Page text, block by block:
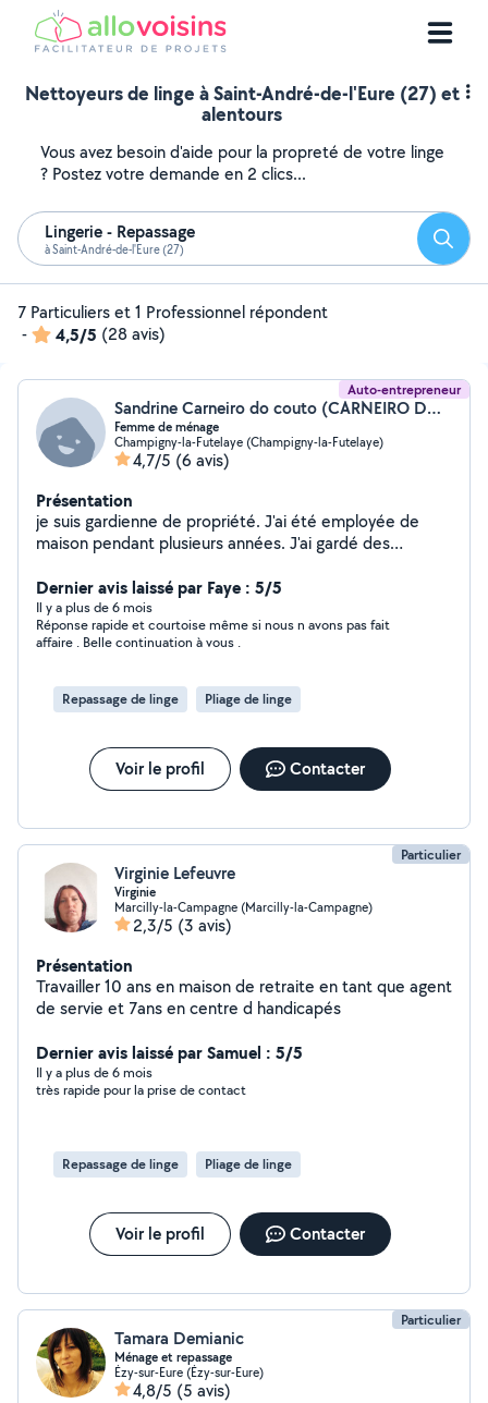
Nettoyeurs de linge à Saint-André-de-l'Eure (27) et
alentours
Vous avez besoin d'aide pour la propreté de votre linge
? Postez votre demande en 2 clics...
Lingerie - Repassage
à Saint-André-de-l'Eure (27)
7 Particuliers et 1 Professionnel répondent
-
4,5/5 (28 avis)
Auto-entrepreneur
Sandrine Carneiro do couto (CARNEIRO DO COUTO SANDRINE)
Femme de ménage
Champigny-la-Futelaye (Champigny-la-Futelaye)
4,7/5 (6 avis)
Présentation
je suis gardienne de propriété. J'ai été employée de
maison pendant plusieurs années. J'ai gardé des
chambre d'hôtes
Dernier avis laissé par Faye : 5/5
Il y a plus de 6 mois
Réponse rapide et courtoise même si nous n avons pas fait
affaire . Belle continuation à vous .
Repassage de linge Pliage de linge
Voir le profil Contacter
Particulier
Virginie Lefeuvre
Virginie
Marcilly-la-Campagne (Marcilly-la-Campagne)
2,3/5 (3 avis)
Présentation
Travailler 10 ans en maison de retraite en tant que agent
de servie et 7ans en centre d handicapés
Dernier avis laissé par Samuel : 5/5
Il y a plus de 6 mois
très rapide pour la prise de contact
Repassage de linge Pliage de linge
Voir le profil Contacter
Particulier
Tamara Demianic
Ménage et repassage
Ézy-sur-Eure (Ézy-sur-Eure)
4,8/5 (5 avis)